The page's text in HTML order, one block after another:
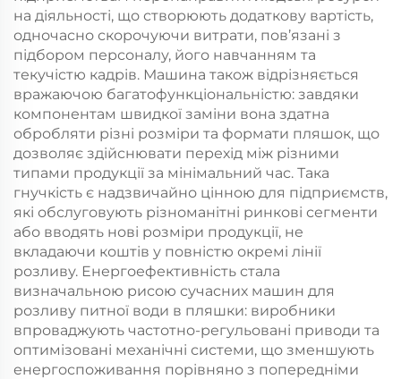
на діяльності, що створюють додаткову вартість,
одночасно скорочуючи витрати, пов’язані з
підбором персоналу, його навчанням та
текучістю кадрів. Машина також відрізняється
вражаючою багатофункціональністю: завдяки
компонентам швидкої заміни вона здатна
обробляти різні розміри та формати пляшок, що
дозволяє здійснювати перехід між різними
типами продукції за мінімальний час. Така
гнучкість є надзвичайно цінною для підприємств,
які обслуговують різноманітні ринкові сегменти
або вводять нові розміри продукції, не
вкладаючи коштів у повністю окремі лінії
розливу. Енергоефективність стала
визначальною рисою сучасних машин для
розливу питної води в пляшки: виробники
впроваджують частотно-регульовані приводи та
оптимізовані механічні системи, що зменшують
енергоспоживання порівняно з попередніми